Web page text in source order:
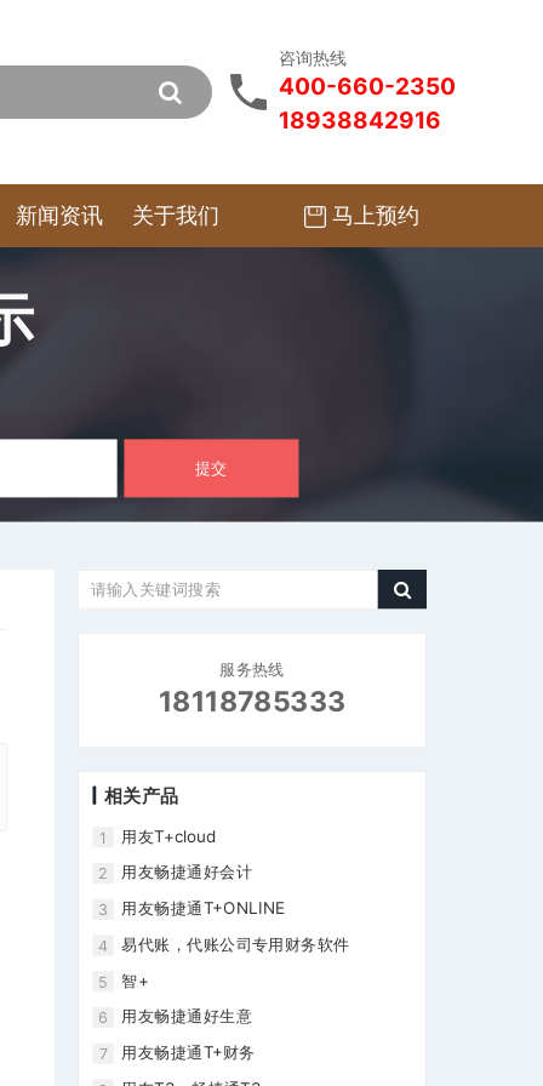
咨询热线
400-660-2350
18938842916
新闻资讯 关于我们 马上预约
提交
服务热线
18118785333
相关产品
1 用友T+cloud
2 用友畅捷通好会计
3 用友畅捷通T+ONLINE
4 易代账，代账公司专用财务软件
5 智+
6 用友畅捷通好生意
7 用友畅捷通T+财务